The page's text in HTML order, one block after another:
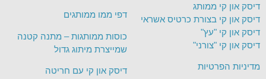
דפי ממו ממותגים
כוסות ממותגות – מתנה קטנה
שמייצרת מיתוג גדול
דיסק און קי עם חריטה
דיסק און קי ממותג
דיסק און קי בצורת כרטיס אשראי
דיסק און קי "עץ"
דיסק און קי "צורני"
מדיניות הפרטיות